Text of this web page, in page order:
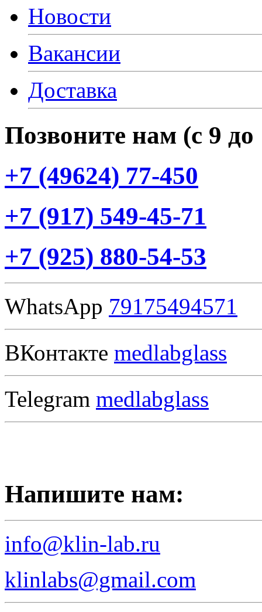
Новости
Вакансии
Доставка
Позвоните нам (с 9
+7 (49624) 77-450
+7 (917) 549-45-71
+7 (925) 880-54-53
WhatsApp 79175494571
ВКонтакте medlabglass
Telegram medlabglass
Напишите нам:
info@klin-lab.ru
klinlabs@gmail.com